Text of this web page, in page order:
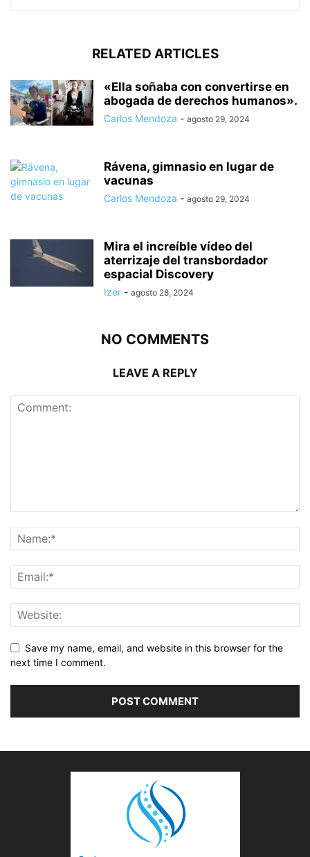
RELATED ARTICLES
«Ella soñaba con convertirse en
abogada de derechos humanos».
Carlos Mendoza - agosto 29, 2024
Rávena, gimnasio en lugar de
vacunas
Carlos Mendoza - agosto 29, 2024
Mira el increíble vídeo del
aterrizaje del transbordador
espacial Discovery
Izer - agosto 28, 2024
NO COMMENTS
LEAVE A REPLY
Save my name, email, and website in this browser for the
next time I comment.